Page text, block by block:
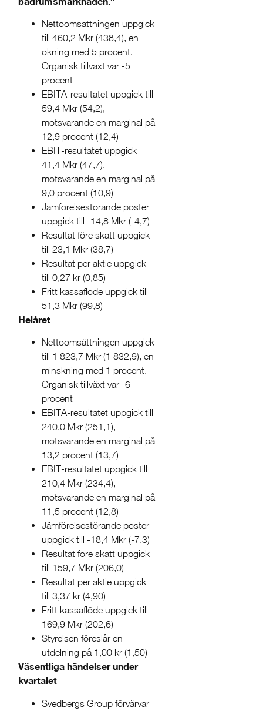
Nettoomsättningen uppgick
till 460,2 Mkr (438,4), en
ökning med 5 procent.
Organisk tillväxt var -5
procent
EBITA-resultatet uppgick till
59,4 Mkr (54,2),
motsvarande en marginal på
12,9 procent (12,4)
EBIT-resultatet uppgick
41,4 Mkr (47,7),
motsvarande en marginal på
9,0 procent (10,9)
Jämförelsestörande poster
uppgick till -14,8 Mkr (-4,7)
Resultat före skatt uppgick
till 23,1 Mkr (38,7)
Resultat per aktie uppgick
till 0,27 kr (0,85)
Fritt kassaflöde uppgick till
51,3 Mkr (99,8)
Helåret
Nettoomsättningen uppgick
till 1 823,7 Mkr (1 832,9), en
minskning med 1 procent.
Organisk tillväxt var -6
procent
EBITA-resultatet uppgick till
240,0 Mkr (251,1),
motsvarande en marginal på
13,2 procent (13,7)
EBIT-resultatet uppgick till
210,4 Mkr (234,4),
motsvarande en marginal på
11,5 procent (12,8)
Jämförelsestörande poster
uppgick till -18,4 Mkr (-7,3)
Resultat före skatt uppgick
till 159,7 Mkr (206,0)
Resultat per aktie uppgick
till 3,37 kr (4,90)
Fritt kassaflöde uppgick till
169,9 Mkr (202,6)
Styrelsen föreslår en
utdelning på 1,00 kr (1,50)
Väsentliga händelser under
kvartalet
Svedbergs Group förvärvar